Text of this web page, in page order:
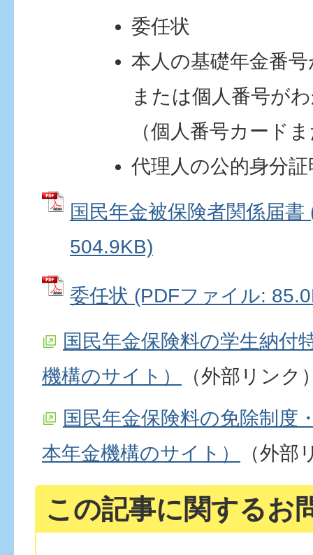
委任状
本人の基礎年金番
または個人番号が
（個人番号カード
代理人の公的身分
国民年金被保険者関係届
504.9KB)
委任状 (PDFファイル:
国民年金保険料の学生納付
機構のサイト）
（外部リンク
国民年金保険料の免除制度
本年金機構のサイト）
（外部
この記事に関するお